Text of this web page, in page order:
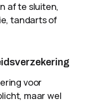
af te sluiten,
tandarts of
voor
maar wel